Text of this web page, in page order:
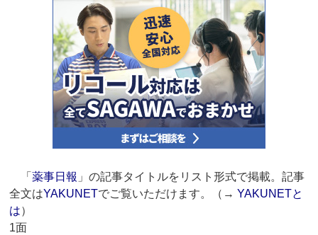
「薬事日報 」の記事タイトルをリスト形式で掲載。記事
全文はYAKUNETでご覧いただけます。（→YAKUNETと
は）
1面